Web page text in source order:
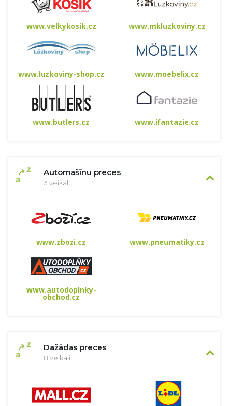
www.velkykosik.cz www.mkluzkoviny.cz
www.luzkoviny-shop.cz www.moebelix.cz
www.butlers.cz www.ifantazie.cz
Automašīnu preces
3 veikali
www.zbozi.cz www.pneumatiky.cz
www.autodoplnky-
obchod.cz
Dažādas preces
8 veikali